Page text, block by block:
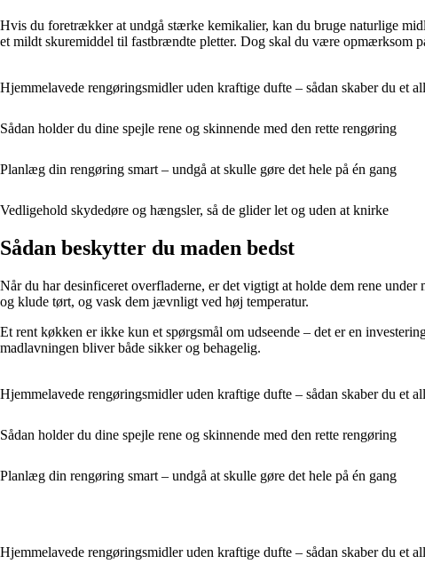
Hvis du foretrækker at undgå stærke kemikalier, kan du bruge naturlige
et mildt skuremiddel til fastbrændte pletter. Dog skal du være opmærksom
Hjemmelavede rengøringsmidler uden kraftige dufte – sådan skaber du et
Sådan holder du dine spejle rene og skinnende med den rette rengøring
Planlæg din rengøring smart – undgå at skulle gøre det hele på én gang
Vedligehold skydedøre og hængsler, så de glider let og uden at knirke
Sådan beskytter du maden bedst
Når du har desinficeret overfladerne, er det vigtigt at holde dem rene
og klude tørt, og vask dem jævnligt ved høj temperatur.
Et rent køkken er ikke kun et spørgsmål om udseende – det er en
madlavningen bliver både sikker og behagelig.
Hjemmelavede rengøringsmidler uden kraftige dufte – sådan skaber du et
Sådan holder du dine spejle rene og skinnende med den rette rengøring
Planlæg din rengøring smart – undgå at skulle gøre det hele på én gang
Hjemmelavede rengøringsmidler uden kraftige dufte – sådan skaber du et